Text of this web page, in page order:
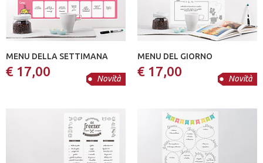
Novità
MENU DELLA SETTIMANA
€ 17,00 Novità
MENU DEL GIORNO
€ 17,00